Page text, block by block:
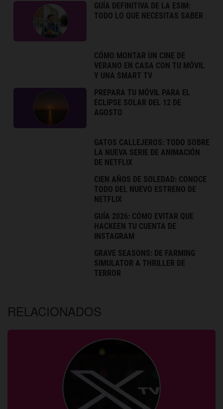
GUÍA DEFINITIVA DE LA ESIM:
TODO LO QUE NECESITAS SABER
CÓMO MONTAR UN CINE DE
VERANO EN CASA CON TU MÓVIL
Y UNA SMART TV
PREPARA TU MÓVIL PARA EL
ECLIPSE SOLAR DEL 12 DE
AGOSTO
GATOS CALLEJEROS: TODO SOBRE
LA NUEVA SERIE DE ANIMACIÓN
DE NETFLIX
CIEN AÑOS DE SOLEDAD: CONOCE
TODO DEL NUEVO ESTRENO DE
NETFLIX
GUÍA 2026: CÓMO EVITAR QUE
HACKEEN TU CUENTA DE
INSTAGRAM
GRAVE SEASONS: DE FARMING
SIMULATOR A THRILLER DE
TERROR
RELACIONADOS